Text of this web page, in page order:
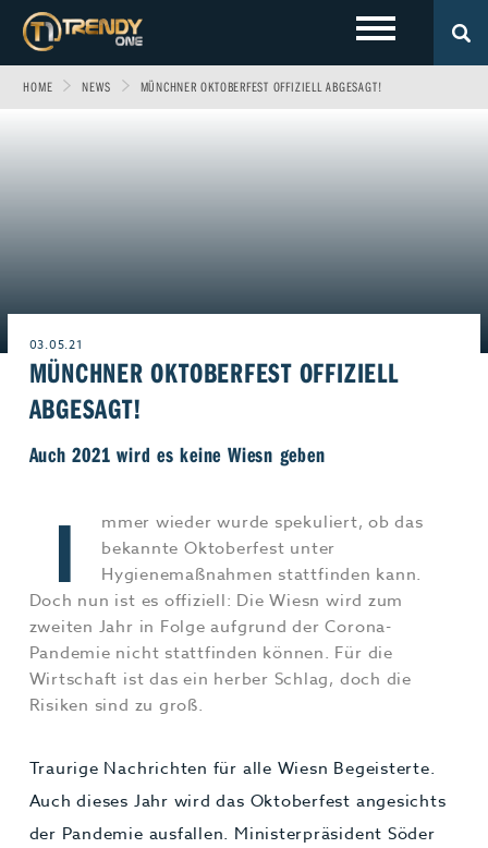
LOKALES
ÜBER UNS
Sport
Freizeit
Beruf & Karriere
Genuss
Liebe & Leidenschaft
Fashion
Frühstücks-Scout
Impressum
HOME NEWS MÜNCHNER OKTOBERFEST OFFIZIELL ABGESAGT!
03.05.21
MÜNCHNER OKTOBERFEST OFFIZIELL
ABGESAGT!
Auch 2021 wird es keine Wiesn geben
I
mmer wieder wurde spekuliert, ob das
bekannte Oktoberfest unter
Hygienemaßnahmen stattfinden kann.
Doch nun ist es offiziell: Die Wiesn wird zum
zweiten Jahr in Folge aufgrund der Corona-
Pandemie nicht stattfinden können. Für die
Wirtschaft ist das ein herber Schlag, doch die
Risiken sind zu groß.
Traurige Nachrichten für alle Wiesn Begeisterte.
Auch dieses Jahr wird das Oktoberfest angesichts
der Pandemie ausfallen. Ministerpräsident Söder